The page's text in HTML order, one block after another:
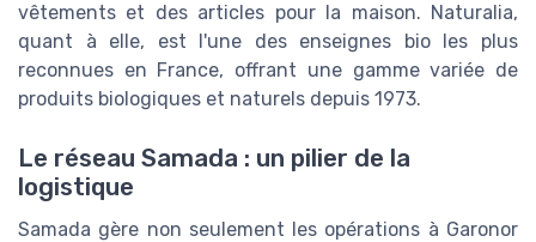
vêtements et des articles pour la maison. Naturalia,
quant à elle, est l'une des enseignes bio les plus
reconnues en France, offrant une gamme variée de
produits biologiques et naturels depuis 1973.
Le réseau Samada : un pilier de la
logistique
Samada gère non seulement les opérations à Garonor